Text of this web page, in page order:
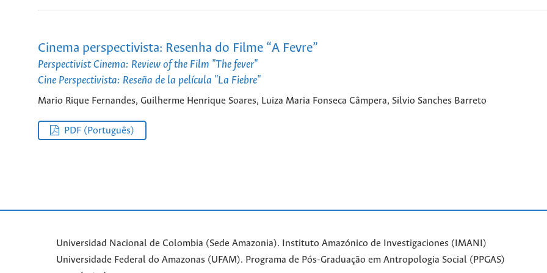
Cinema perspectivista: Resenha do Filme “A Fevre”
Perspectivist Cinema: Review of the Film "The fever"
Cine Perspectivista: Reseña de la película "La Fiebre"
Mario Rique Fernandes, Guilherme Henrique Soares, Luiza Maria Fonseca Câmpera, Silvio Sanches Barreto
PDF (Português)
Universidad Nacional de Colombia (Sede Amazonia). Instituto Amazónico de Investigaciones (IMANI)
Universidade Federal do Amazonas (UFAM). Programa de Pós-Graduação em Antropologia Social (PPGAS)